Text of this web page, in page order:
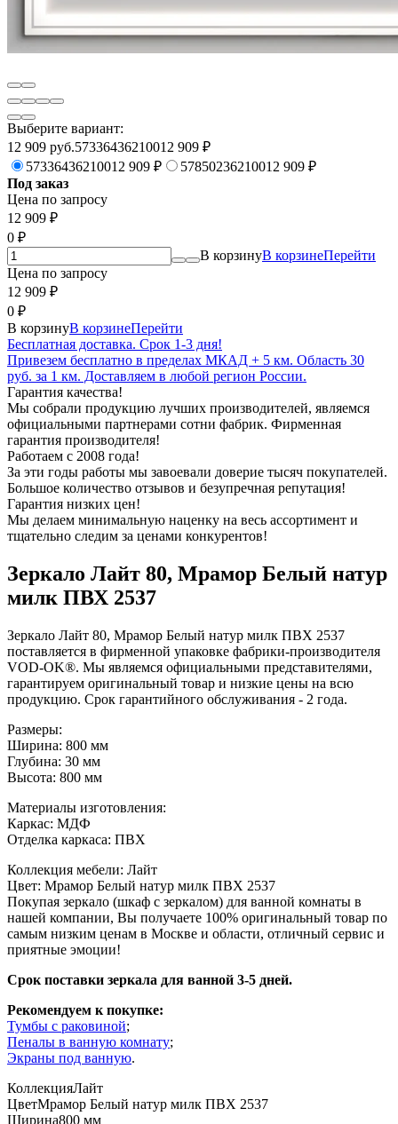
Выберите вариант:
12 909 руб.57336436210012 909 ₽
57336436210012 909 ₽ 57850236210012 909 ₽
Под заказ
Цена по запросу
12 909 ₽
0 ₽
В корзинуВ корзинеПерейти
Цена по запросу
12 909 ₽
0 ₽
В корзинуВ корзинеПерейти
Бесплатная доставка. Срок 1-3 дня!
Привезем бесплатно в пределах МКАД + 5 км. Область 30
руб. за 1 км. Доставляем в любой регион России.
Гарантия качества!
Мы собрали продукцию лучших производителей, являемся
официальными партнерами сотни фабрик. Фирменная
гарантия производителя!
Работаем с 2008 года!
За эти годы работы мы завоевали доверие тысяч покупателей.
Большое количество отзывов и безупречная репутация!
Гарантия низких цен!
Мы делаем минимальную наценку на весь ассортимент и
тщательно следим за ценами конкурентов!
Зеркало Лайт 80, Мрамор Белый натур
милк ПВХ 2537
Зеркало Лайт 80, Мрамор Белый натур милк ПВХ 2537
поставляется в фирменной упаковке фабрики-производителя
VOD-OK®. Мы являемся официальными представителями,
гарантируем оригинальный товар и низкие цены на всю
продукцию. Срок гарантийного обслуживания - 2 года.
Размеры:
Ширина: 800 мм
Глубина: 30 мм
Высота: 800 мм
Материалы изготовления:
Каркас: МДФ
Отделка каркаса: ПВХ
Коллекция мебели: Лайт
Цвет: Мрамор Белый натур милк ПВХ 2537
Покупая зеркало (шкаф с зеркалом) для ванной комнаты в
нашей компании, Вы получаете 100% оригинальный товар по
самым низким ценам в Москве и области, отличный сервис и
приятные эмоции!
Срок поставки зеркала для ванной 3-5 дней.
Рекомендуем к покупке:
Тумбы с раковиной;
Пеналы в ванную комнату;
Экраны под ванную.
КоллекцияЛайт
ЦветМрамор Белый натур милк ПВХ 2537
Ширина800 мм